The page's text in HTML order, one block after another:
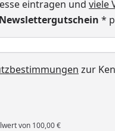
eintragen und viele
*
zur
von 100,00 €